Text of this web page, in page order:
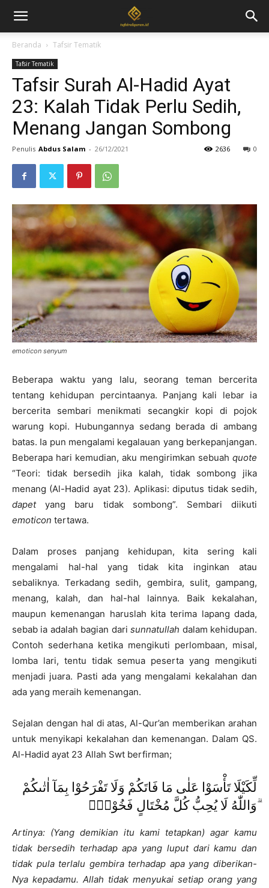
Beranda Tafsir Tematik
Tafsir Tematik
Tafsir Surah Al-Hadid Ayat
23: Kalah Tidak Perlu Sedih,
Menang Jangan Sombong
Penulis Abdus Salam - 26/12/2021 0
2636
emoticon senyum
Beberapa waktu yang lalu, seorang teman bercerita
tentang kehidupan percintaanya. Panjang kali lebar ia
bercerita sembari menikmati secangkir kopi di pojok
warung kopi. Hubungannya sedang berada di ambang
batas. Ia pun mengalami kegalauan yang berkepanjangan.
Beberapa hari kemudian, aku mengirimkan sebuah quote
“Teori: tidak bersedih jika kalah, tidak sombong jika
menang (Al-Hadid ayat 23). Aplikasi: diputus tidak sedih,
dapetyang baru tidak sombong”. Sembari diikuti
emoticon tertawa.
Dalam proses panjang kehidupan, kita sering kali
mengalami hal-hal yang tidak kita inginkan atau
sebaliknya. Terkadang sedih, gembira, sulit, gampang,
menang, kalah, dan hal-hal lainnya. Baik kekalahan,
maupun kemenangan haruslah kita terima lapang dada,
sebab ia adalah bagian darisunnatullah dalam kehidupan.
Contoh sederhana ketika mengikuti perlombaan, misal,
lomba lari, tentu tidak semua peserta yang mengikuti
menjadi juara. Pasti ada yang mengalami kekalahan dan
ada yang meraih kemenangan.
Sejalan dengan hal di atas, Al-Qur’an memberikan arahan
untuk menyikapi kekalahan dan kemenangan. Dalam QS.
Al-Hadid ayat 23 Allah Swt berfirman;
لِّكَيْلَا تَأْسَوْا عَلٰى مَا فَاتَكُمْ وَلَا تَفْرَحُوْا بِمَآ اٰتٰىكُمْ
ۗوَاللّٰهُ لَا يُحِبُّ كُلَّ مُخْتَالٍ فَخُوْرٍۙ
Artinya: (Yang demikian itu kami tetapkan) agar kamu
tidak bersedih terhadap apa yang luput dari kamu dan
tidak pula terlalu gembira terhadap apa yang diberikan-
Nya kepadamu. Allah tidak menyukai setiap orang yang